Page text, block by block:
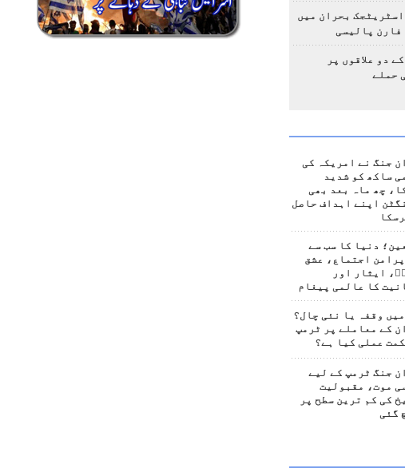
بحران میں
فارن پالیسی
دو علاقوں پر
حملے
جنگ نے امریکہ کی
ساکھ کو شدید
چھ ماہ بعد بھی
اپنے اہداف حاصل
دنیا کا سب سے
پرامن اجتماع، عشق
ایثار اور
کا عالمی پیغام
وقفہ یا نئی چال؟
کے معاملے پر ٹرمپ
عملی کیا ہے؟
جنگ ٹرمپ کے لیے
موت، مقبولیت
کی کم ترین سطح پر
گئی